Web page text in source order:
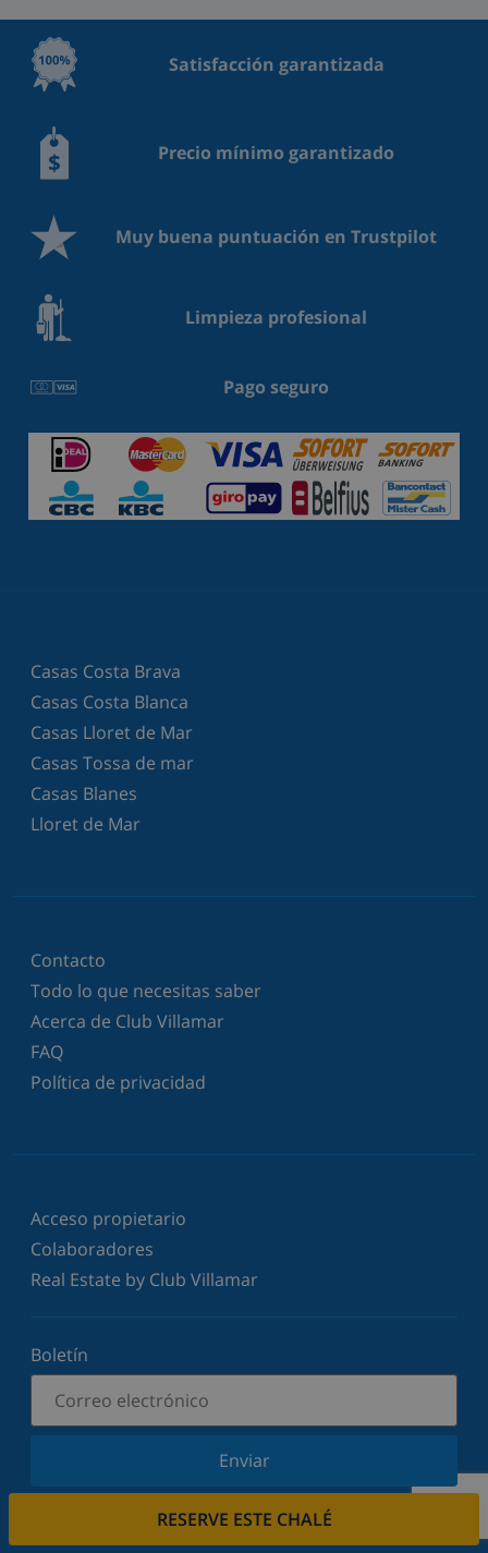
RESERVE ESTE CHALÉ
Satisfacción garantizada
Precio mínimo garantizado
Muy buena puntuación en Trustpilot
Limpieza profesional
Pago seguro
Casas Costa Brava
Casas Costa Blanca
Casas Lloret de Mar
Casas Tossa de mar
Casas Blanes
Lloret de Mar
Contacto
Todo lo que necesitas saber
Acerca de Club Villamar
FAQ
Política de privacidad
Acceso propietario
Colaboradores
Real Estate by Club Villamar
Boletín
Enviar
Suscríbase a nuestro boletín y manténgase